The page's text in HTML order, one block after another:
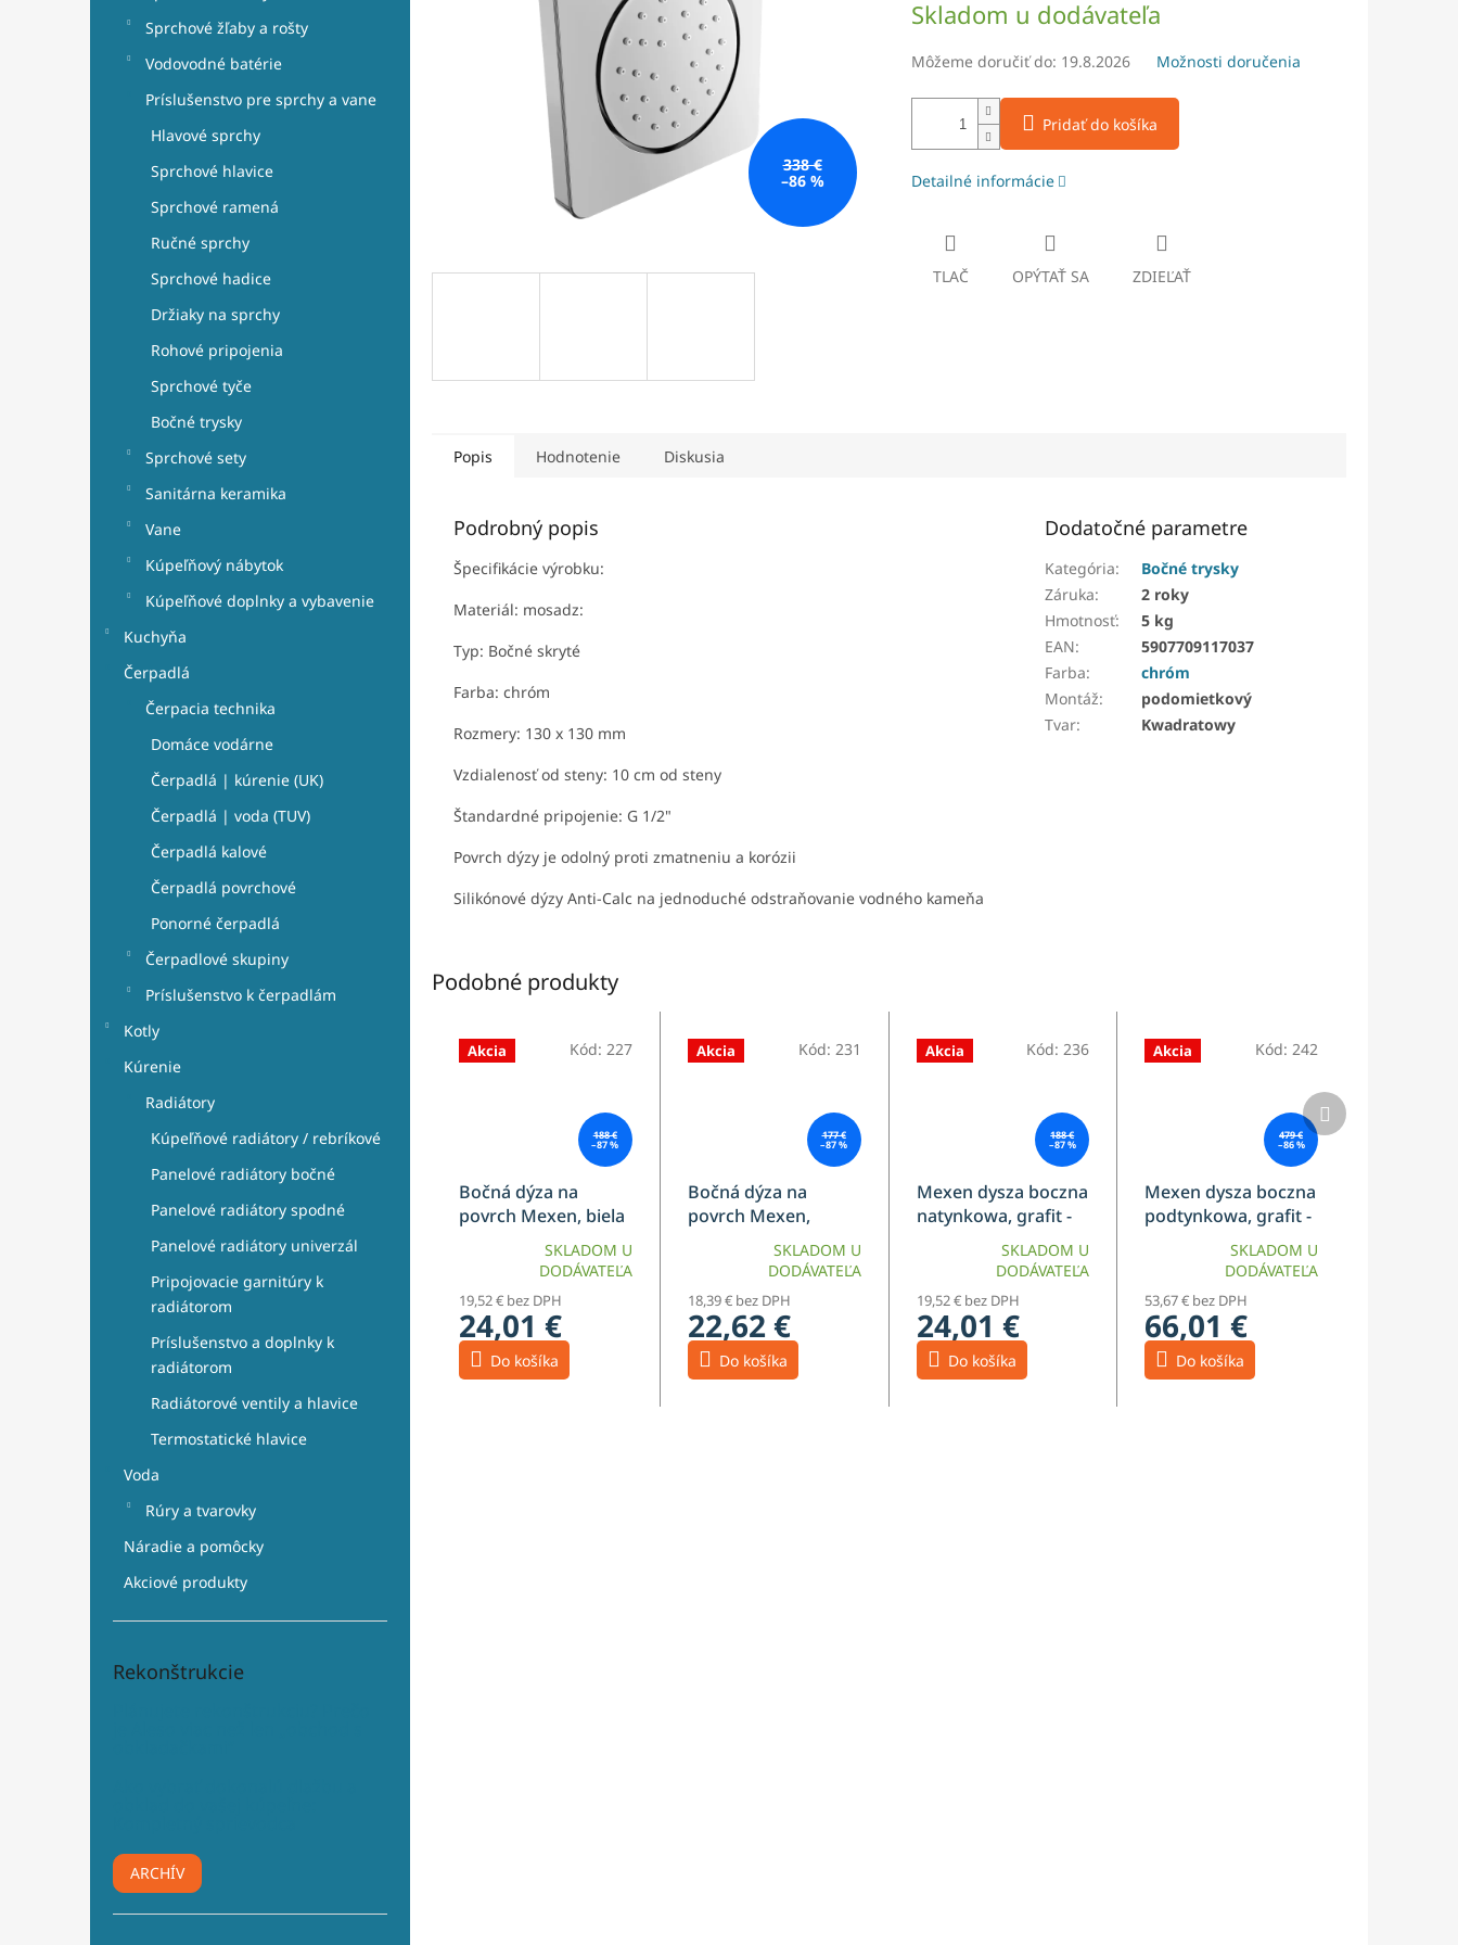
Sprchové žľaby a rošty
Vodovodné batérie
Príslušenstvo pre sprchy a vane
Hlavové sprchy
Sprchové hlavice
Sprchové ramená
Ručné sprchy
Sprchové hadice
Držiaky na sprchy
Rohové pripojenia
Sprchové tyče
Bočné trysky
Sprchové sety
Sanitárna keramika
Vane
Kúpeľňový nábytok
Kúpeľňové doplnky a vybavenie
Kuchyňa
Čerpadlá
Čerpacia technika
Domáce vodárne
Čerpadlá | kúrenie (UK)
Čerpadlá | voda (TUV)
Čerpadlá kalové
Čerpadlá povrchové
Ponorné čerpadlá
Čerpadlové skupiny
Príslušenstvo k čerpadlám
Kotly
Kúrenie
Radiátory
Kúpeľňové radiátory / rebríkové
Panelové radiátory bočné
Panelové radiátory spodné
Panelové radiátory univerzál
Pripojovacie garnitúry k
radiátorom
Príslušenstvo a doplnky k
radiátorom
Radiátorové ventily a hlavice
Termostatické hlavice
Voda
Rúry a tvarovky
Náradie a pomôcky
Akciové produkty
Rekonštrukcie
ARCHÍV
hviezdičiek.
338 €
–86 %
cena:
Skladom u dodávateľa
Môžeme doručiť do: 19.8.2026 Možnosti doručenia
Pridať do košíka
Detailné informácie
TLAČ OPÝTAŤ SA ZDIEĽAŤ
Popis Hodnotenie Diskusia
Podrobný popis
Špecifikácie výrobku:
Materiál: mosadz:
Typ: Bočné skryté
Farba: chróm
Rozmery: 130 x 130 mm
Vzdialenosť od steny: 10 cm od steny
Štandardné pripojenie: G 1/2"
Povrch dýzy je odolný proti zmatneniu a korózii
Silikónové dýzy Anti-Calc na jednoduché odstraňovanie vodného kameňa
Dodatočné parametre
Kategória:
Bočné trysky
Záruka:
2 roky
Hmotnosť:
5 kg
EAN:
5907709117037
Farba:
chróm
Montáž:
podomietkový
Tvar: Kwadratowy
Podobné produkty
Akcia
188 €
–87 %
Bočná dýza na
povrch Mexen, biela
SKLADOM U
DODÁVATEĽA
19,52 € bez DPH
24,01 €
Do košíka
Kód: 227 Akcia
177 €
–87 %
Bočná dýza na
povrch Mexen,
čierna - 79360-70
SKLADOM U
DODÁVATEĽA
18,39 € bez DPH
22,62 €
Do košíka
Kód: 231 Akcia
188 €
–87 %
Mexen dysza boczna
natynkowa, grafit -
SKLADOM U
DODÁVATEĽA
19,52 € bez DPH
24,01 €
Do košíka
Kód:236 Akcia
479 €
–86 %
Mexen dysza boczna
podtynkowa, grafit -
SKLADOM U
DODÁVATEĽA
53,67 € bez DPH
66,01 €
Do košíka
Kód: 242
Ďalší
produkt